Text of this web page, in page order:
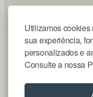
Utilizamos
sua experiência,
personalizados e
Consulte a nossa